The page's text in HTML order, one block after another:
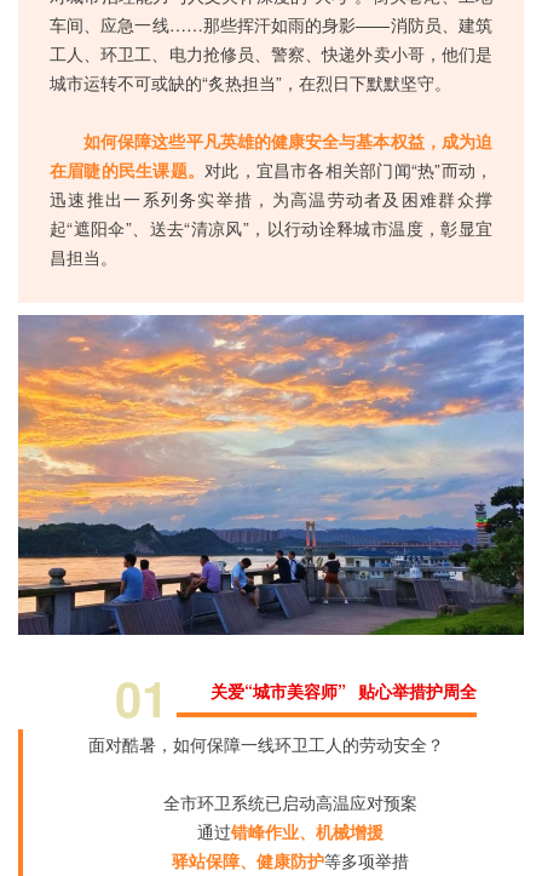
车间、应急一线……那些挥汗如雨的身影——消防员、建筑
工人、环卫工、电力抢修员、警察、快递外卖小哥，他们是
城市运转不可或缺的“炙热担当”，在烈日下默默坚守。
如何保障这些平凡英雄的健康安全与基本权益，成为迫
在眉睫的民生课题。对此，宜昌市各相关部门闻“热”而动，
迅速推出一系列务实举措，为高温劳动者及困难群众撑
起“遮阳伞”、送去“清凉风”，以行动诠释城市温度，彰显宜
昌担当。
01 关爱“城市美容师” 贴心举措护周全
面对酷暑，如何保障一线环卫工人的劳动安全？
全市环卫系统已启动高温应对预案
通过错峰作业、机械增援
驿站保障、健康防护等多项举措